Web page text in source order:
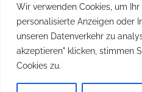
Wir verwenden Cookies, um
personalisierte Anzeigen oder
unseren Datenverkehr zu
akzeptieren" klicken, stimmen
Cookies zu.